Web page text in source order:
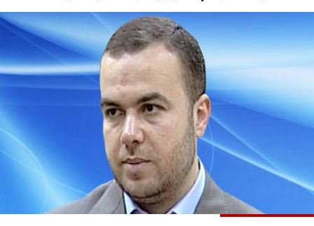
فن
منوعات رياضة
كأس العالم
جدول البرامج
شاهد البرامج
الترددات